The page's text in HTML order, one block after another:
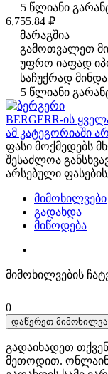
5 წლიანი
6,755.84 ₽
მარაგშია
გამოთვალეთ
უფრო იაფად
საჩუქრად მინდა
5 წლიანი
BERGERR-ის
ამ კატეგორიაში
ფასი მოქმედებს
შესაძლოა
არსებული
მიმოხილვები
გადახდა
მიწოდება
მიმოხილვების
0
დაწერეთ მიმოხილვა
გადაიხადეთ
მეთოდით. ​​ონლაინ